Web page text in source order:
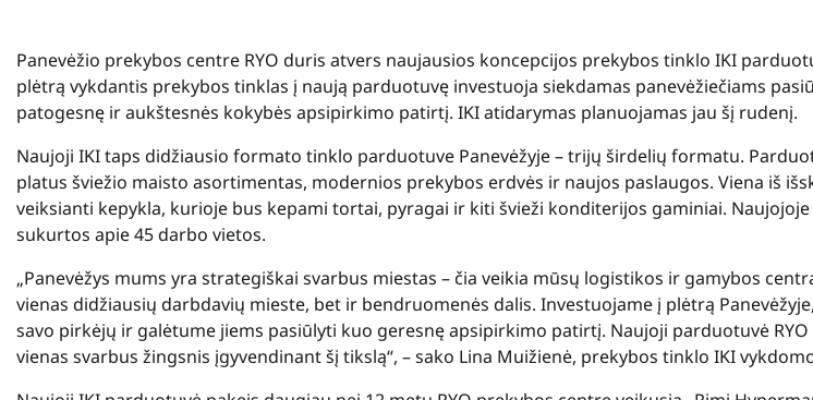
Panevėžio prekybos centre RYO duris atvers naujausios koncepcijos prekybos tinklo IKI
plėtrą vykdantis prekybos tinklas į naują parduotuvę investuoja siekdamas panevėžiečiams
patogesnę ir aukštesnės kokybės apsipirkimo patirtį. IKI atidarymas planuojamas jau šį rudenį.
Naujoji IKI taps didžiausio formato tinklo parduotuve Panevėžyje – trijų širdelių formatu.
platus šviežio maisto asortimentas, modernios prekybos erdvės ir naujos paslaugos. Viena iš
veiksianti kepykla, kurioje bus kepami tortai, pyragai ir kiti švieži konditerijos gaminiai.
sukurtos apie 45 darbo vietos.
„Panevėžys mums yra strategiškai svarbus miestas – čia veikia mūsų logistikos ir gamybos
vienas didžiausių darbdavių mieste, bet ir bendruomenės dalis. Investuojame į plėtrą
savo pirkėjų ir galėtume jiems pasiūlyti kuo geresnę apsipirkimo patirtį. Naujoji parduotuvė
vienas svarbus žingsnis įgyvendinant šį tikslą“, – sako Lina Muižienė, prekybos tinklo IKI